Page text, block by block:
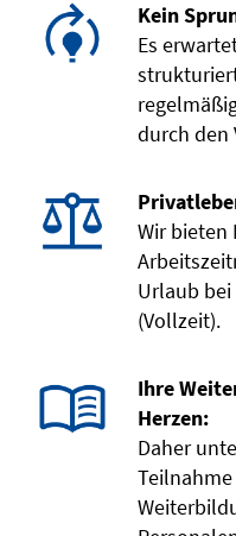
Kein
Es
durch den
Wir bieten
Urlaub
(Vollzeit).
Ihre
Herzen:
Daher